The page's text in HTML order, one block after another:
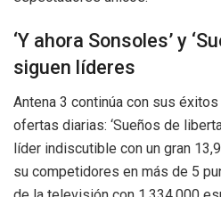
‘Y ahora Sonsoles’ y
siguen líderes
Antena 3 continúa con sus
ofertas diarias: ‘Sueños de
líder indiscutible con un gran
su competidores en más de 5